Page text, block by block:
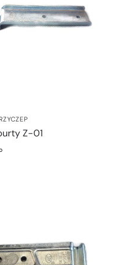
Z-01